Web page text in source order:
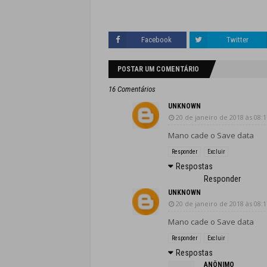
Facebook Twitter
POSTAR UM COMENTÁRIO
16 Comentários
UNKNOWN
20 de janeiro de 2018 às
Mano cade o Save data
Responder Excluir
Respostas
Responder
UNKNOWN
20 de janeiro de 2018 às
Mano cade o Save data
Responder Excluir
Respostas
ANÔNIMO